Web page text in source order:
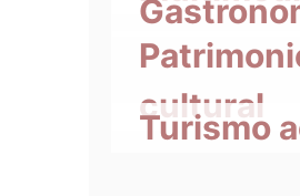
cultural
Turismo